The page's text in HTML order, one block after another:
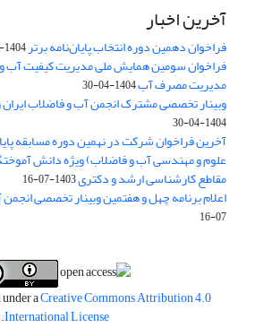
آخرین اخبار
فراخوان دهمین دوره انتخاب پایان‌نامه برتر1404-04-30
فراخوان سومین همایش ملی مدیریت کیفیت آب
مدیریت مصرف آب1404-04-30
وبینار تخصصی مشترک انجمن آب و فاضلاب
1404-04-30
آخرین فراخوان شرکت در نهمین دوره مسابقه
مقاطع کارشناسی ارشد و دکتری1403-07-16
اعلام برنامه چهل و هفتمین وبینار تخصصی
07-16
aCreative Commons Attribution 4.0
International License
.